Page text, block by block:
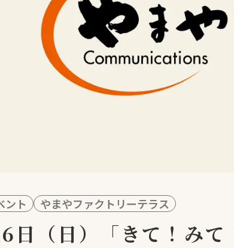
ント やまやファクトリーテラス
日（日）「きて！みて